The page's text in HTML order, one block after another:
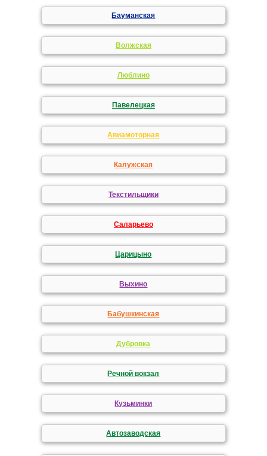
Бауманская
Волжская
Люблино
Павелецкая
Авиамоторная
Калужская
Текстильщики
Саларьево
Царицыно
Выхино
Бабушкинская
Дубровка
Речной вокзал
Кузьминки
Автозаводская